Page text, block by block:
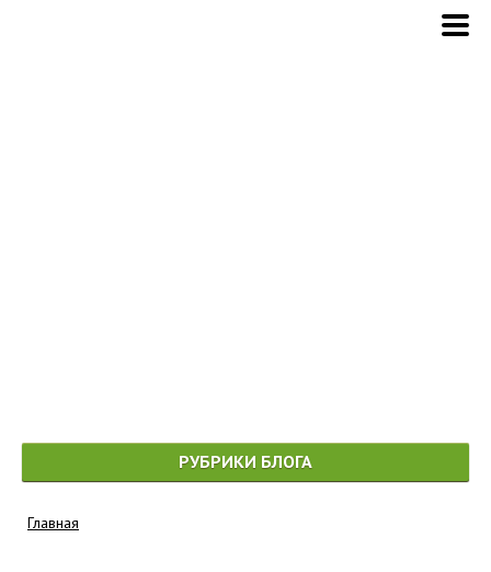
РУБРИКИ БЛОГА
Главная